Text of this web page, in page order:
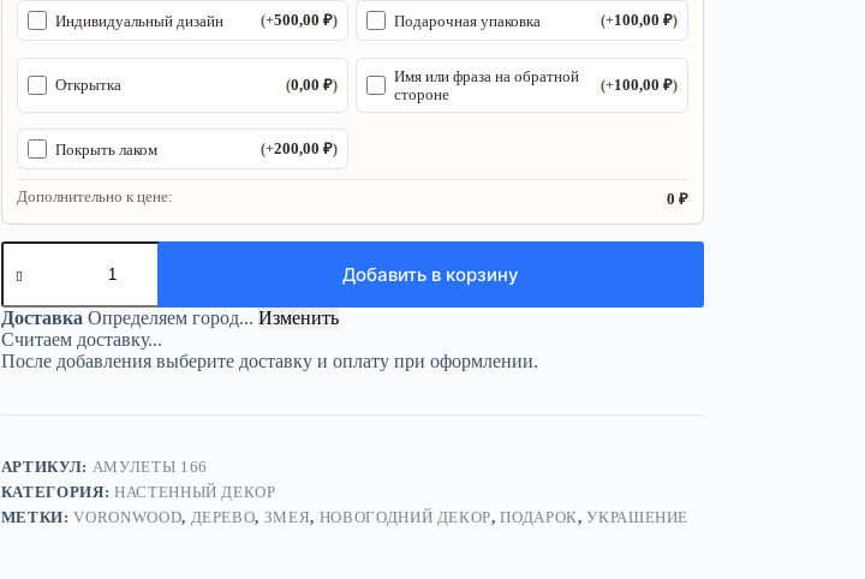
Индивидуальный дизайн (+500,00₽) Подарочная упаковка (+100,00 ₽)
Открытка (0,00₽)
Имя или фраза на обратной
стороне
(+100,00 ₽)
Покрыть лаком (+200,00₽)
Дополнительно к цене: 0 ₽
Количество
товара
амулет
«Змея»
из
дерева
металла
Добавить в корзину
Доставка Определяем город... Изменить
Считаем доставку...
После добавления выберите доставку и оплату при оформлении.
АРТИКУЛ: АМУЛЕТЫ 166
КАТЕГОРИЯ: НАСТЕННЫЙ ДЕКОР
МЕТКИ:VORONWOOD, ДЕРЕВО, ЗМЕЯ, НОВОГОДНИЙ ДЕКОР,ПОДАРОК,УКРАШЕНИЕ